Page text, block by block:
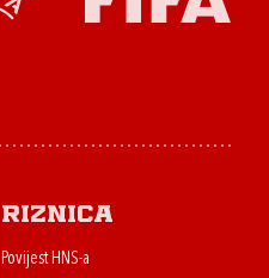
Riznica
Povijest HNS-a